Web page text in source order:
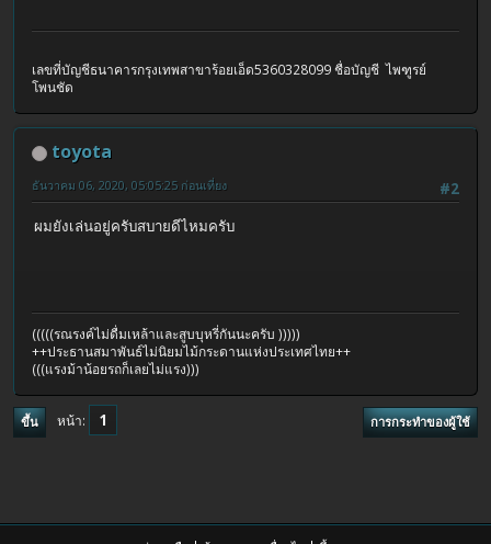
เลขที่บัญชีธนาคารกรุงเทพสาขาร้อยเอ็ด5360328099 ชื่อบัญชี ไพฑูรย์
โพนชัด
toyota
#2
ธันวาคม 06, 2020, 05:05:25 ก่อนเที่ยง
ผมยังเล่นอยู่ครับสบายดีไหมครับ
(((((รณรงค์ไม่ดื่มเหล้าและสูบบุหรี่กันนะครับ )))))
++ประธานสมาพันธ์ไม่นิยมไม้กระดานแห่งประเทศไทย++
(((แรงม้าน้อยรถก็เลยไม่แรง)))
ขึ้น หน้า 1 การกระทำของผู้ใช้